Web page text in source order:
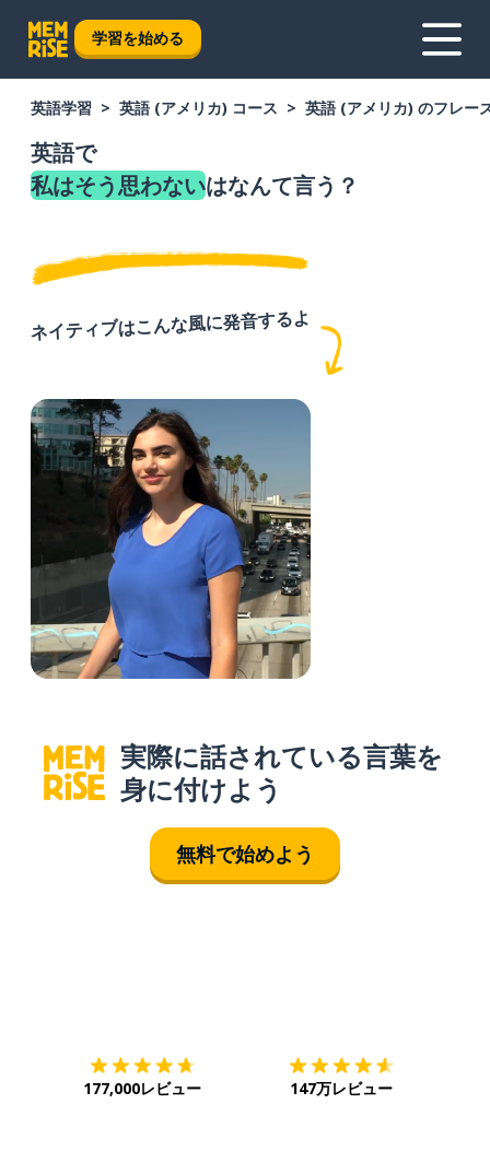
学習を始める
英語学習 英語 (アメリカ) コース 英語 (アメリカ) のフレー
英語で
私はそう思わないはなんて言う？
ネイティブはこんな風に発音するよ
実際に話されている言葉を
身に付けよう
無料で始めよう
177,000レビュー 147万レビュー